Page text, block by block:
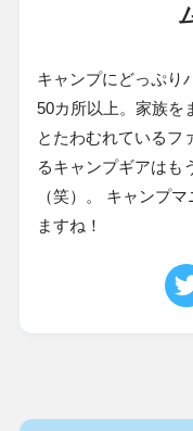
キャンプにどっぷり
50カ所以上。家族を
とたわむれているフ
るキャンプギアはも
（笑）。 キャンプ
ますね！